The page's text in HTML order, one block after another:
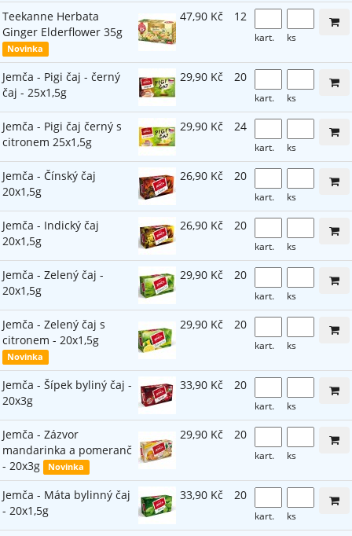
Teekanne Herbata
Ginger Elderflower 35g
Novinka
47,90 Kč 12
kart. ks
Jemča - Pigi čaj - černý
čaj - 25x1,5g
29,90 Kč 20
kart. ks
Jemča - Pigi čaj černý s
citronem 25x1,5g
29,90 Kč 24
kart. ks
Jemča - Čínský čaj
20x1,5g
26,90 Kč 20
kart. ks
Jemča - Indický čaj
20x1,5g
26,90 Kč 20
kart. ks
Jemča - Zelený čaj -
20x1,5g
29,90 Kč 20
kart. ks
Jemča - Zelený čaj s
citronem - 20x1,5g
Novinka
29,90 Kč 20
kart. ks
Jemča - Šípek byliný čaj -
20x3g
33,90 Kč 20
kart. ks
Jemča - Zázvor
mandarinka a pomeranč
- 20x3g
Novinka
29,90 Kč 20
kart. ks
Jemča - Máta bylinný čaj
- 20x1,5g
33,90 Kč 20
kart. ks